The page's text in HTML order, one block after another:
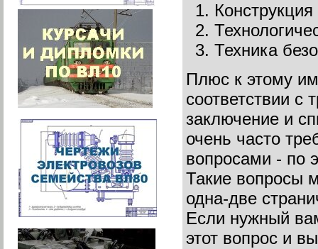
Техника
Плюс к этому
соответствии с
заключение и
очень часто
вопросами - по
Такие вопросы
одна-две
Если нужный
этот вопрос и